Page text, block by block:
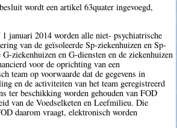
wordt een artikel 63quater ingevoegd,
1 januari 2014 worden alle niet- psychiatrische
van de geïsoleerde Sp-ziekenhuizen en Sp-
ziekenhuizen en G-diensten en de ziekenhuizen
voor de oprichting van een
team op voorwaarde dat de gegevens in
en de activiteiten van het team geregistreerd
ter beschikking worden gehouden van FOD
van de Voedselketen en Leefmilieu. Die
daarom vraagt, elektronisch worden